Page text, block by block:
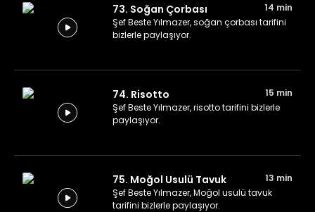
73. Soğan Çorbası
14 min
Şef Beste Yılmazer, soğan çorbası tarifini
bizlerle paylaşıyor.
74. Risotto
15 min
Şef Beste Yılmazer, risotto tarifini bizlerle
paylaşıyor.
75. Moğol Usulü Tavuk
13 min
Şef Beste Yılmazer, Moğol usulü tavuk
tarifini bizlerle paylaşıyor.